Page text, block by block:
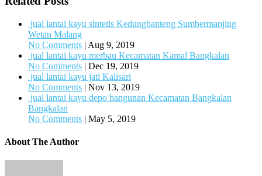
jual lantai kayu sintetis Kedungbanteng Sumbermanjing
Wetan Malang
No Comments | Aug 9, 2019
jual lantai kayu merbau Kecamatan Kamal Bangkalan
No Comments | Dec 19, 2019
jual lantai kayu jati Kalisari
No Comments | Nov 13, 2019
jual lantai kayu depo bangunan Kecamatan Bangkalan
Bangkalan
No Comments | May 5, 2019
About The Author